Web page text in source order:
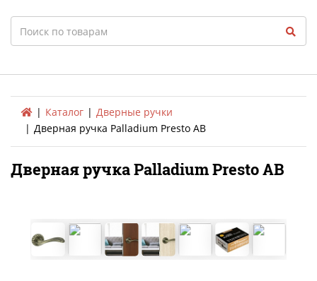
Search
Каталог
Дверные ручки
Дверная ручка Palladium Presto AB
Дверная ручка Palladium Presto AB